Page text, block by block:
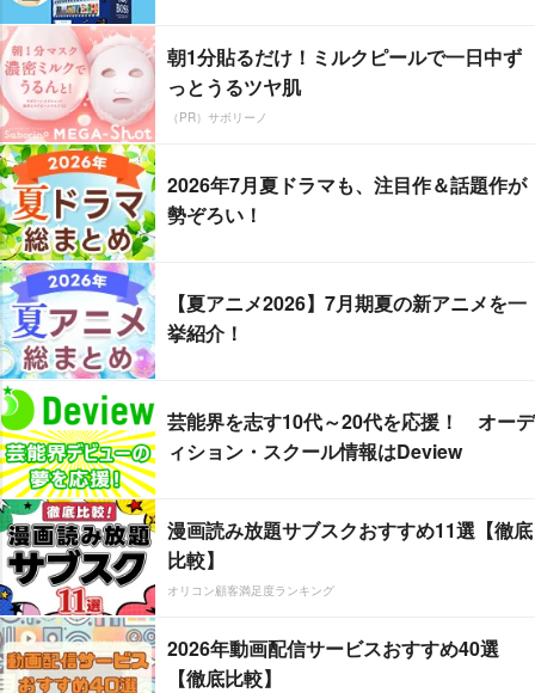
朝1分貼るだけ！ミルクピールで一日中ず
っとうるツヤ肌
（PR）サボリーノ
2026年7月夏ドラマも、注目作＆話題作が
勢ぞろい！
【夏アニメ2026】7月期夏の新アニメを一
挙紹介！
芸能界を志す10代～20代を応援！ オーデ
ィション・スクール情報はDeview
漫画読み放題サブスクおすすめ11選【徹底
比較】
オリコン顧客満足度ランキング
2026年動画配信サービスおすすめ40選
【徹底比較】